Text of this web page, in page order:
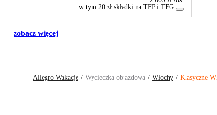
w tym 20 zł składki na TFP i TFG
zobacz więcej
Allegro Wakacje Wycieczka objazdowa Włochy Klasyczne